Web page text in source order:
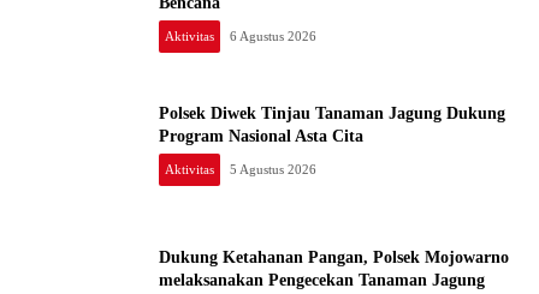
Aktivitas 6 Agustus 2026
Polsek Diwek Tinjau Tanaman Jagung Dukung
Program Nasional Asta Cita
Aktivitas 5 Agustus 2026
Dukung Ketahanan Pangan, Polsek Mojowarno
melaksanakan Pengecekan Tanaman Jagung